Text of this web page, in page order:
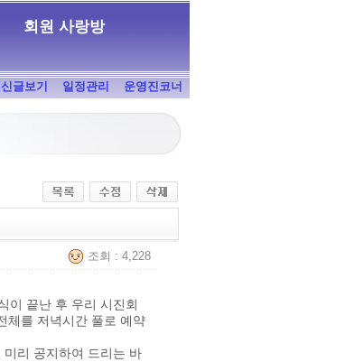
회원 사랑방
글보기 일정관리 운영진코너
조회 : 4,228
이 끝난 후 우리 시진회
체를 저녁시간 풀로 예약
리 공지하여 드리는 바